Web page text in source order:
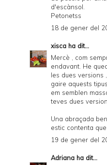
d'escànsol.
Petonetss
18 de gener del
xisca ha dit...
Mercè , com
endavant. He
les dues versions
gaire aquests
em semblen
teves dues
Una abraçada
estic contenta
19 de gener del
Adriana ha dit...